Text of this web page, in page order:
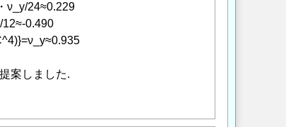
ν_y/24≈0.229
0.490
案しました.